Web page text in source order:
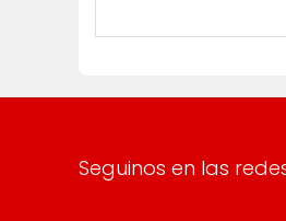
Seguinos en las